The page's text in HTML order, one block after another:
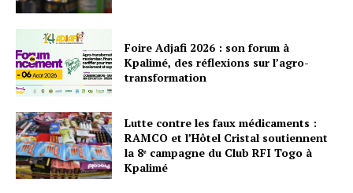
Foire Adjafi 2026 : son forum à
Kpalimé, des réflexions sur l’agro-
transformation
Lutte contre les faux médicaments :
RAMCO et l’Hôtel Cristal soutiennent
la 8ᵉ campagne du Club RFI Togo à
Kpalimé